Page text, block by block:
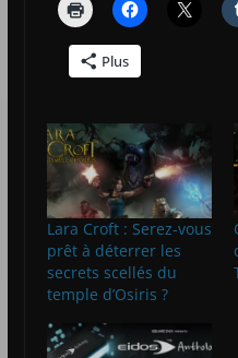
Plus
Lara Croft : Serez-vous
prêt à déterrer les
secrets scellés du
temple d’Osiris ?